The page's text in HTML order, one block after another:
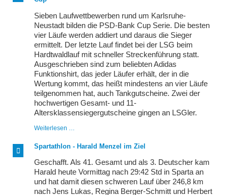
Sieben Laufwettbewerben rund um Karlsruhe-
Neustadt bilden die PSD-Bank Cup Serie. Die besten
vier Läufe werden addiert und daraus die Sieger
ermittelt. Der letzte Lauf findet bei der LSG beim
Hardtwaldlauf mit schneller Streckenführung statt.
Ausgeschrieben sind zum beliebten Adidas
Funktionshirt, das jeder Läufer erhält, der in die
Wertung kommt, das heißt mindestens an vier Läufe
teilgenommen hat, auch Tankgutscheine. Zwei der
hochwertigen Gesamt- und 11-
Altersklassensiegergutscheine gingen an LSGler.
Weiterlesen …
Tankgutscheine
beim
großen
PSD-
Bank
Cup
Spartathlon - Harald Menzel im Ziel
Geschafft. Als 41. Gesamt und als 3. Deutscher kam
Harald heute Vormittag nach 29:42 Std in Sparta an
und hat damit diesen schweren Lauf über 246,8 km
nach Jens Lukas, Regina Berger-Schmitt und Herbert